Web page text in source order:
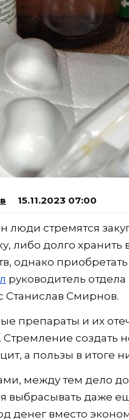
15.11.2023 07:00
люди стремятся
либо долго хранить
однако
руководитель
Станислав Смирнов.
препараты и их
Стремление создать
а пользы в итоге
между тем дело
выбрасывать даже
денег вместо